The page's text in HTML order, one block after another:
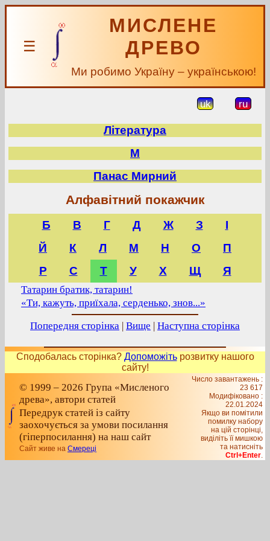
☰
МИСЛЕНЕ
ДРЕВО
Ми робимо Україну – українською!
uk ru
Література
М
Панас Мирний
Алфавітний покажчик
Б В Г Д Ж З
І
Й
К Л М Н О
П
Р
С Т У Х Щ Я
Татарин братик, татарин!
«Ти, кажуть, приїхала, серденько, знов...»
Попередня сторінка | Вище | Наступна сторінка
Сподобалась сторінка? Допоможітьрозвитку нашого
сайту!
© 1999 – 2026 Група «Мисленого
древа», автори статей
Передрук статей із сайту
заохочується за умови посилання
(гіперпосилання) на наш сайт
Сайт живе на Смереці
Число завантажень :
23 617
Модифіковано :
22.01.2024
Якщо ви помітили
помилку набору
на цiй сторiнцi,
видiлiть її мишкою
та натисніть
Ctrl+Enter.